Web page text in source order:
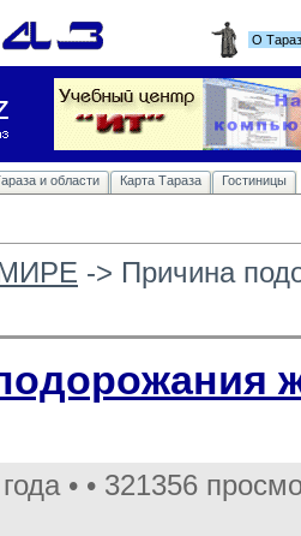
О
и области Карта Тараза Гостиницы
-> Причина
• • 321356